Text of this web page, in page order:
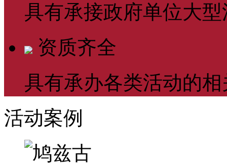
具有承接政府单位大
资质齐全
具有承办各类活动的
活动案例